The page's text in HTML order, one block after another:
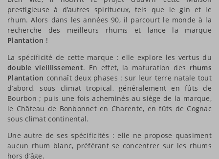
prestigieuse à d’autres spiritueux, tels que le gin et le
rhum. Alors dans les années 90, il parcourt le monde à la
recherche des meilleurs rhums et lance la marque
Plantation !
La spécificité de cette marque : elle explore les vertus du
double vieillissement. En effet, la maturation des rhums
Plantation connaît deux phases : sur leur terre natale tout
d’abord, sous climat tropical, généralement en fûts de
Bourbon ; puis une fois acheminés au siège de la marque,
le Château de Bonbonnet en Charente, en fûts de Cognac
sous climat continental.
Une autre de ses spécificités : elle ne propose quasiment
aucun rhum blanc, préférant se concentrer sur les rhums
hors d’âge.